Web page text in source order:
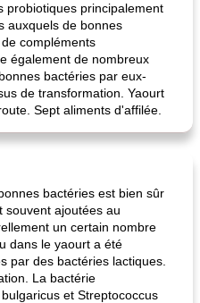
probiotiques principalement
auxquels de bonnes
compléments
également de nombreux
bactéries par eux-
de transformation. Yaourt
Sept aliments d'affilée.
bactéries est bien sûr
souvent ajoutées au
un certain nombre
dans le yaourt a été
par des bactéries lactiques.
La bactérie
et Streptococcus